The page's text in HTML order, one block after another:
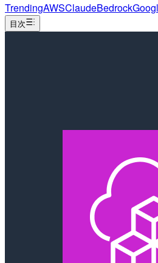
TrendingAWSClaudeBedrock
目次